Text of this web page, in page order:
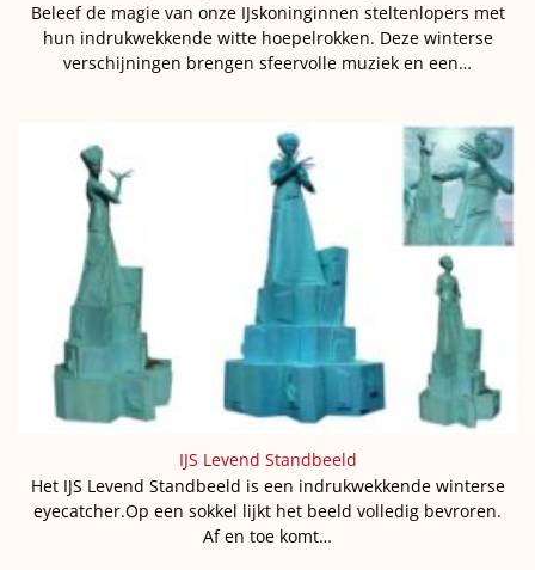
Beleef de magie van onze IJskoninginnen steltenlopers met
hun indrukwekkende witte hoepelrokken. Deze winterse
verschijningen brengen sfeervolle muziek en een…
IJS Levend Standbeeld
Het IJS Levend Standbeeld is een indrukwekkende winterse
eyecatcher.Op een sokkel lijkt het beeld volledig bevroren.
Af en toe komt…